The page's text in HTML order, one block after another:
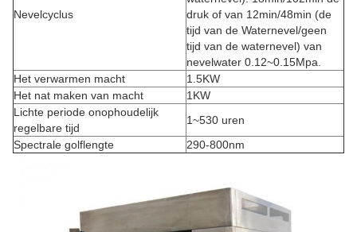
Nevelcyclus
druk of van 12min/48min (de
tijd van de Waternevel/geen
tijd van de waternevel) van
nevelwater 0.12~0.15Mpa.
Het verwarmen macht
1.5KW
Het nat maken van macht
1KW
Lichte periode onophoudelijk
regelbare tijd
1~530 uren
Spectrale golflengte
290-800nm